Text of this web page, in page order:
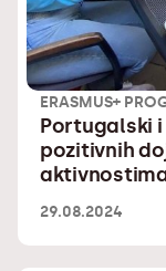
ERASMUS+
Portugalski
pozitivnih
aktivnostima
29.08.2024